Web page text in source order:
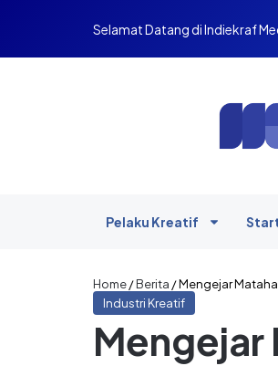
Selamat Datang di Indiekraf
Pelaku Kreatif
Home/Berita /Mengejar
Industri Kreatif
Mengejar